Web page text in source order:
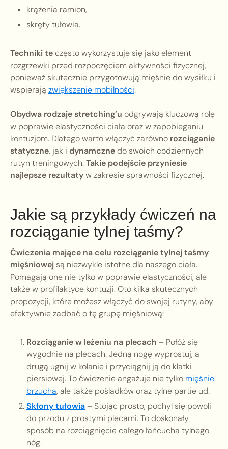
krążenia ramion,
skręty tułowia.
Techniki teczęsto wykorzystuje się jako element
rozgrzewki przed rozpoczęciem aktywności fizycznej,
ponieważ skutecznie przygotowują mięśnie do wysiłku i
wspierają zwiększenie mobilności.
Obydwa rodzaje stretching’u odgrywają kluczową rolę
w poprawie elastyczności ciała oraz w zapobieganiu
kontuzjom. Dlatego warto włączyć zarówno rozciąganie
statyczne, jak i dynamcznedo swoich codziennych
rutyn treningowych.Takie podejście przyniesie
najlepsze rezultatyw zakresie sprawności fizycznej.
Jakie są przykłady ćwiczeń na
rozciąganie tylnej taśmy?
Ćwiczenia mające na celu rozciąganie tylnej taśmy
mięśniowej są niezwykle istotne dla naszego ciała.
Pomagają one nie tylko w poprawie elastyczności, ale
także w profilaktyce kontuzji. Oto kilka skutecznych
propozycji, które możesz włączyć do swojej rutyny, aby
efektywnie zadbać o tę grupę mięśniową:
Rozciąganie w leżeniu na plecach – Połóż się
wygodnie na plecach. Jedną nogę wyprostuj, a
drugą ugnij w kolanie i przyciągnij ją do klatki
piersiowej. To ćwiczenie angażuje nie tylko mięśnie
brzucha, ale także pośladków oraz tylne partie ud.
Skłony tułowia– Stojąc prosto, pochyl się powoli
do przodu z prostymi plecami. To doskonały
sposób na rozciągnięcie całego łańcucha tylnego
nóg.